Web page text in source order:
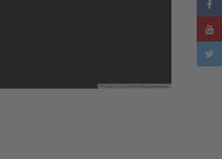
Leaflet OpenStreetMapcontributors